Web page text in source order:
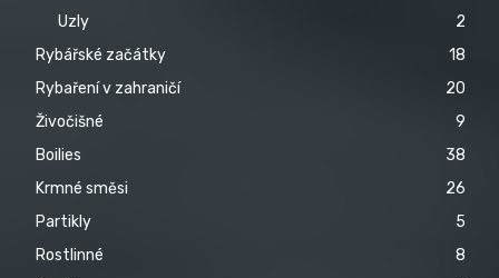
Uzly
2
Rybářské začátky
18
Rybaření v zahraničí
20
Živočišné
9
Boilies
38
Krmné směsi
26
Partikly
5
Rostlinné
8